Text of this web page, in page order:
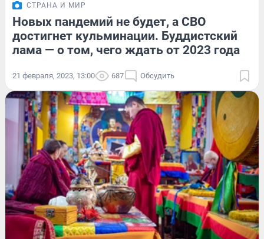
СТРАНА И МИР
Новых пандемий не будет, а СВО
достигнет кульминации. Буддистский
лама — о том, чего ждать от 2023 года
21 февраля, 2023, 13:00 687 Обсудить